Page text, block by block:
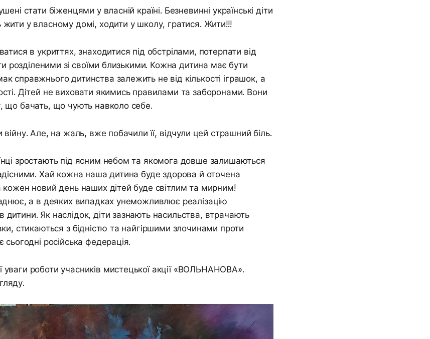
стати біженцями у власній країні. Безневинні українські діти
жити у власному домі, ходити у школу, гратися. Жити!!!
в укриттях, знаходитися під обстрілами, потерпати від
розділеними зі своїми близькими. Кожна дитина має бути
справжнього дитинства залежить не від кількості іграшок, а
Дітей не виховати якимись правилами та заборонами. Вони
що бачать, що чують навколо себе.
Але, на жаль, вже побачили її, відчули цей страшний біль.
зростають під ясним небом та якомога довше залишаються
Хай кожна наша дитина буде здорова й оточена
кожен новий день наших дітей буде світлим та мирним!
а в деяких випадках унеможливлює реалізацію
Як наслідок, діти зазнають насильства, втрачають
стикаються з бідністю та найгіршими злочинами проти
сьогодні російська федерація.
роботи учасників мистецької акції «ВОЛЬНАНОВА».